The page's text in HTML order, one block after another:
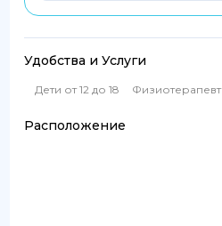
Удобства и Услуги
Дети от 12 до 18 Физиотерапевт
Расположение